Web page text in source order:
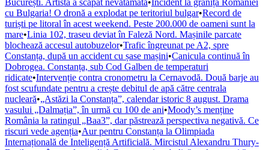
București. Artista a scăpat nevătămată•Incident la granița României
cu Bulgaria! O dronă a explodat pe teritoriul bulgar•Record de
turiști pe litoral în acest weekend. Peste 200.000 de oameni sunt la
mare•Linia 102, traseu deviat în Faleză Nord. Mașinile parcate
blochează accesul autobuzelor•Trafic îngreunat pe A2, spre
Constanța, după un accident cu șase mașini•Canicula continuă în
Dobrogea. Constanța, sub Cod Galben de temperaturi
ridicate•Intervenție contra cronometru la Cernavodă. Două barje au
fost scufundate pentru a crește debitul de apă către centrala
nucleară•„Astăzi la Constanța”, calendar istoric 8 august. Drama
vasului „Dalmația”, în urmă cu 100 de ani•Moody’s menține
România la ratingul „Baa3”, dar păstrează perspectiva negativă. Ce
riscuri vede agenția•Aur pentru Constanța la Olimpiada
Internațională de Inteligență Artificială. Mircistul Alexandru Thury-